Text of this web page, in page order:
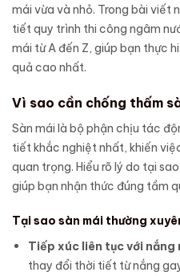
mái vừa và nhỏ. Trong bài viết
tiết quy trình thi công ngâm
mái từ A đến Z, giúp bạn thực
quả cao nhất.
Vì sao cần chống thấm
Sàn mái là bộ phận chịu tác
tiết khắc nghiệt nhất, khiến
quan trọng. Hiểu rõ lý do tại
giúp bạn nhận thức đúng tầm
Tại sao sàn mái thường
Tiếp xúc liên tục với nắng
thay đổi thời tiết từ nắng